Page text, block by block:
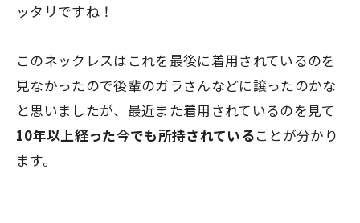
ッタリですね！
このネックレスはこれを最後に着用されているのを
見なかったので後輩のガラさんなどに譲ったのかな
と思いましたが、最近また着用されているのを見て
10年以上経った今でも所持されていることが分かり
ます。